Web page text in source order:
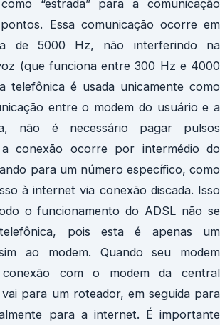
“estrada” para a comunicação
Essa comunicação ocorre em
de 5000 Hz, não interferindo na
(que funciona entre 300 Hz e 4000
telefônica é usada unicamente como
entre o modem do usuário e a
não é necessário pagar pulsos
conexão ocorre por intermédio do
para um número específico, como
à internet via conexão discada. Isso
o funcionamento do ADSL não se
pois esta é apenas um
ao modem. Quando seu modem
conexão com o modem da central
para um roteador, em seguida para
para a internet. É importante